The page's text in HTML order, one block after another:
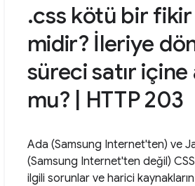
.css kötü bir fikir
midir? İleriye
süreci satır içine
mu? | HTTP 203
Ada (Samsung Internet'ten) ve
(Samsung Internet'ten değil)
ilgili sorunlar ve harici kaynakların